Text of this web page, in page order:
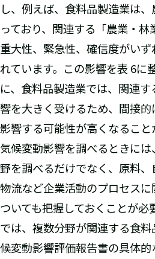
し、例えば、食料品製造業は
っており、関連する「農業・林
重大性、緊急性、確信度がい
れています。この影響を表 6に
に、食料品製造業では、関連
響を大きく受けるため、間接
影響する可能性が高くなること
気候変動影響を調べるときに
野を調べるだけでなく、原料、
物流など企業活動のプロセス
ついても把握しておくことが必
では、複数分野が関連する食
候変動影響評価報告書の具体